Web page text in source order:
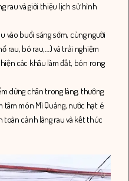
rau và giới thiệu lịch sử hình
vào buổi sáng sớm, cùng người
rau, bó rau,…) và trải nghiệm
các khâu làm đất, bón rong
dừng chân trong làng, thưởng
tâm món Mì Quảng, nước hạt é
toàn cảnh làng rau và kết thúc